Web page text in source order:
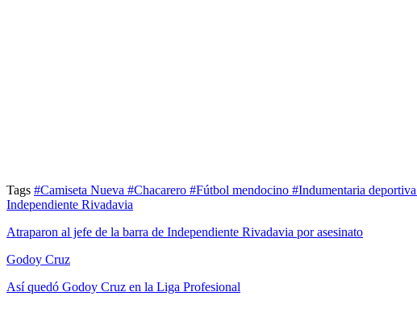
Tags #Camiseta Nueva #Chacarero #Fútbol mendocino #Indumentaria deportiva
Independiente Rivadavia
Atraparon al jefe de la barra de Independiente Rivadavia por asesinato
Godoy Cruz
Así quedó Godoy Cruz en la Liga Profesional